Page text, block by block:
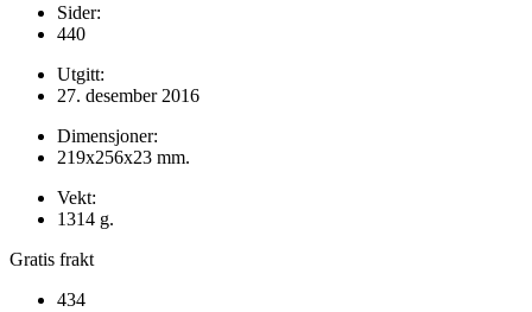
Sider:
440
Utgitt:
27. desember 2016
Dimensjoner:
219x256x23 mm.
Vekt:
1314 g.
Gratis frakt
434